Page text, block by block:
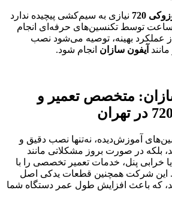
720
نیازی به سیم‌کشی پیچیده ندارد
ساعت توسط تکنسین‌های حرفه‌ای انجام
عملکرد بهینه، توصیه می‌شود نصب
آیفون سازان انجام شود.
متخصص تعمیر و
آموزش‌دیده، نه‌تنها نصب دقیق و
بلکه در صورت بروز مشکلاتی مانند
خرابی پنل، خدمات تعمیر تخصصی را با
این شرکت همچنین قطعات یدکی اصل
که باعث افزایش طول عمر دستگاه شما